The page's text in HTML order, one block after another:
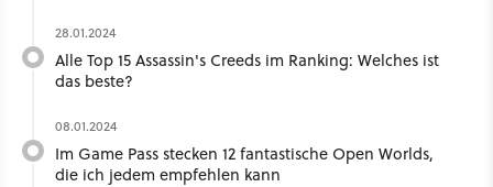
28.01.2024
Alle Top 15 Assassin's Creeds im Ranking: Welches ist
das beste?
08.01.2024
Im Game Pass stecken 12 fantastische Open Worlds,
die ich jedem empfehlen kann